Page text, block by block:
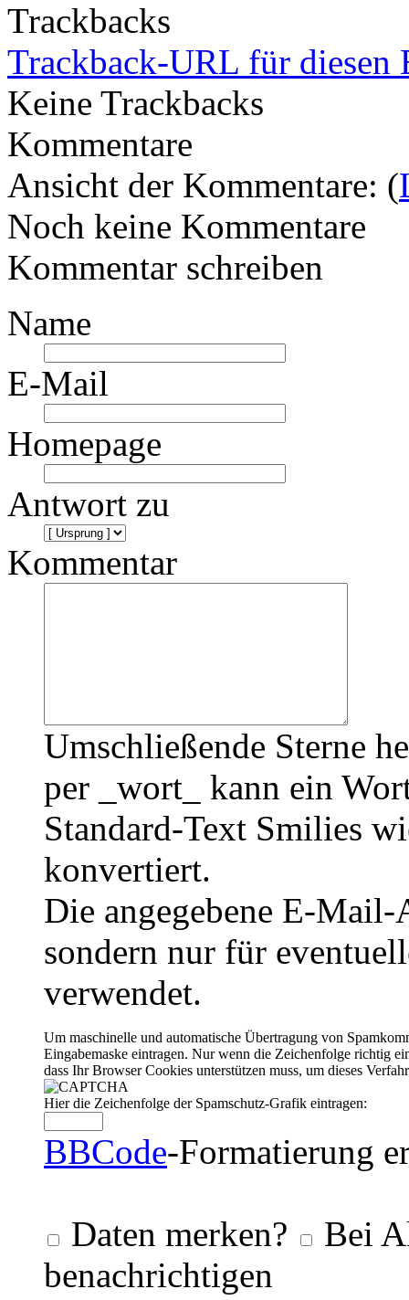
Trackbacks
Trackback-URL für diesen
Keine Trackbacks
Kommentare
Ansicht der Kommentare: (
Noch keine Kommentare
Kommentar schreiben
Name
E-Mail
Homepage
Antwort zu
Kommentar
Umschließende Sterne
per _wort_ kann ein
Standard-Text Smilies
konvertiert.
Die angegebene E-
sondern nur für
verwendet.
Um maschinelle und automatische Übertragung von
Eingabemaske eintragen. Nur wenn die Zeichenfolge richtig
dass Ihr Browser Cookies unterstützen muss, um dieses
Hier die Zeichenfolge der Spamschutz-Grafik eintragen:
BBCode-Formatierung
Daten merken?
Bei
benachrichtigen